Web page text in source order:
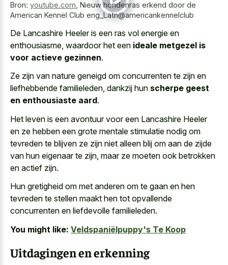
Bron: youtube.com Nieuw hondenras erkend door de
American Kennel Club eng_Latn@americankennelclub
De Lancashire Heeler is een ras vol energie en
enthousiasme, waardoor het een ideale metgezel is
voor actieve gezinnen.
Ze zijn van nature geneigd om concurrenten te zijn en
liefhebbende familieleden, dankzij hun scherpe geest
en enthousiaste aard.
Het leven is een avontuur voor een Lancashire Heeler
en ze hebben een grote mentale stimulatie nodig om
tevreden te blijven ze zijn niet alleen blij om aan de zijde
van hun eigenaar te zijn, maar ze moeten ook betrokken
en actief zijn.
Hun gretigheid om met anderen om te gaan en hen
tevreden te stellen maakt hen tot opvallende
concurrenten en liefdevolle familieleden.
You might like: Veldspaniëlpuppy's Te Koop
Uitdagingen en erkenning